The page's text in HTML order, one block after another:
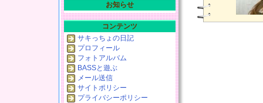
お知らせ
コンテンツ
サキっちょの日記
プロフィール
フォトアルバム
BASSと遊ぶ
メール送信
サイトポリシー
プライバシーポリシー